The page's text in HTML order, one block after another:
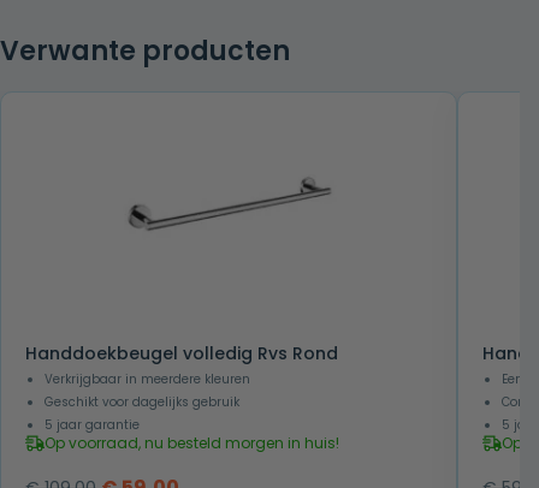
Verwante producten
Handdoekbeugel volledig Rvs Rond
Verkrijgbaar in meerdere kleuren
Geschikt voor dagelijks gebruik
5 jaar garantie
Op voorraad, nu besteld morgen in huis!
5
Op